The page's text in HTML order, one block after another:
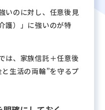
いのに対し、任意後見
護）」に強いのが特
は、家族信託＋任意後
生活の両輪”を守るプ